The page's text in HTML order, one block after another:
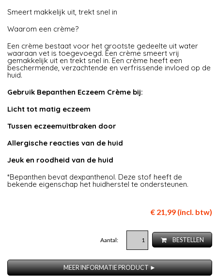
Smeert makkelijk uit, trekt snel in
Waarom een crème?
Een crème bestaat voor het grootste gedeelte uit water
waaraan vet is toegevoegd. Een crème smeert vrij
gemakkelijk uit en trekt snel in. Een crème heeft een
beschermende, verzachtende en verfrissende invloed op de
huid.
Gebruik Bepanthen Eczeem Crème bij:
Licht tot matig eczeem
Tussen eczeemuitbraken door
Allergische reacties van de huid
Jeuk en roodheid van de huid
*Bepanthen bevat dexpanthenol. Deze stof heeft de
bekende eigenschap het huidherstel te ondersteunen.
€ 21,99 (incl. btw)
Aantal: BESTELLEN
MEER INFORMATIE PRODUCT ►